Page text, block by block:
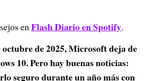
enFlash Diario en Spotify.
octubre de 2025, Microsoft deja de
10. Pero hay buenas noticias:
seguro durante un año más con